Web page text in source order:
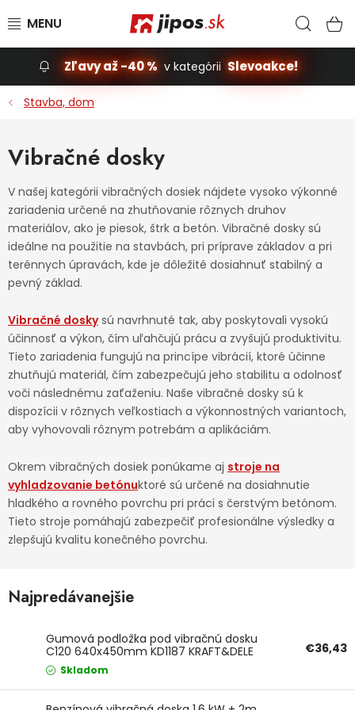
Slevoakce
Záhrada
Príslušenstvo pre automobily
Domácnosť
Ochranné pracovné pomôcky
Vianoce
Fotovoltaika
Značky
Servis náradia
Doprava a platba Váš zákaznícky účet
Kontakty
Zľavy až -40 % v kategórii Slevoakce!
Stavba, dom
Vibračné dosky
V našej kategórii vibračných dosiek nájdete vysoko výkonné
zariadenia určené na zhutňovanie rôznych druhov
materiálov, ako je piesok, štrk a betón. Vibračné dosky sú
ideálne na použitie na stavbách, pri príprave základov a pri
terénnych úpravách, kde je dôležité dosiahnuť stabilný a
pevný základ.
Vibračné doskysú navrhnuté tak, aby poskytovali vysokú
účinnosť a výkon, čím uľahčujú prácu a zvyšujú produktivitu.
Tieto zariadenia fungujú na princípe vibrácií, ktoré účinne
zhutňujú materiál, čím zabezpečujú jeho stabilitu a odolnosť
voči následnému zaťaženiu. Naše vibračné dosky sú k
dispozícii v rôznych veľkostiach a výkonnostných variantoch,
aby vyhovovali rôznym potrebám a aplikáciám.
Okrem vibračných dosiek ponúkame aj stroje na
vyhladzovanie betónuktoré sú určené na dosiahnutie
hladkého a rovného povrchu pri práci s čerstvým betónom.
Tieto stroje pomáhajú zabezpečiť profesionálne výsledky a
zlepšujú kvalitu konečného povrchu.
Najpredávanejšie
Gumová podložka pod vibračnú dosku
C120 640x450mm KD1187 KRAFT&DELE
€36,43
Skladom